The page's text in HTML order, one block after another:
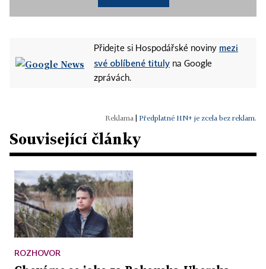
Přidejte si Hospodářské noviny mezi
své oblíbené tituly na Google
zprávách.
Předplatné HN+ je zcela bez reklam.
Související články
ROZHOVOR